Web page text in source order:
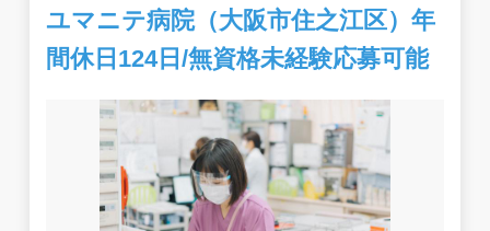
ユマニテ病院（大阪市住之江区）年
間休日124日/無資格未経験応募可能